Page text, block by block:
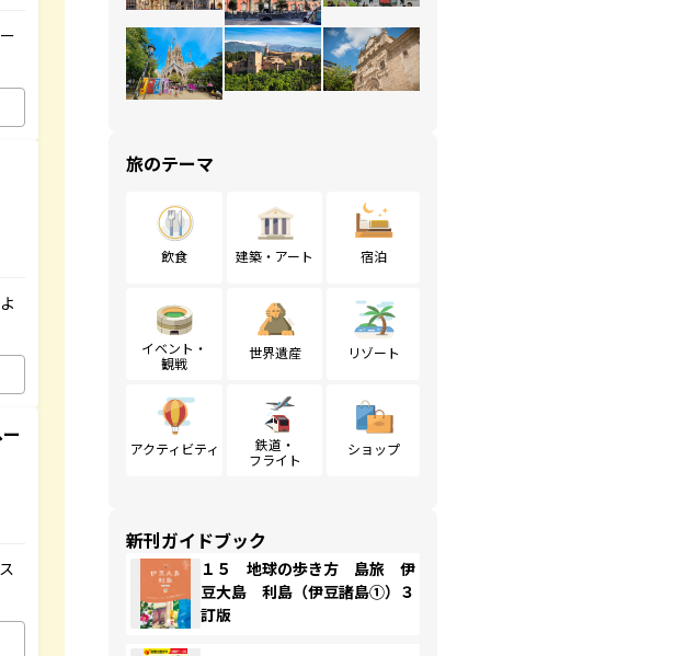
旅のテーマ
飲食 建築・アート 宿泊
イベント・
観戦
世界遺産 リゾート
アクティビティ
鉄道・
フライト
ショップ
新刊ガイドブック
１５ 地球の歩き方 島旅 伊
豆大島 利島（伊豆諸島①）３
訂版